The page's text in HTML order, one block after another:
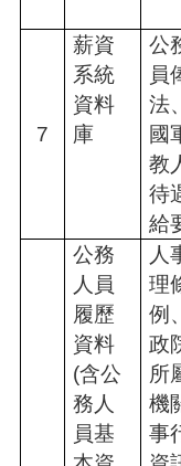
7
薪資
系統
資料
庫
公
員
法
國
教
待
給
公務
人員
履歷
資料
(含公
務人
員基
人
理
例
政
所
機
事